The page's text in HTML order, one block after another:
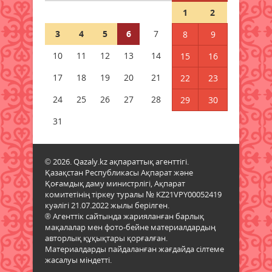
Алтынның құны қайта өсті:
бағалы металл бағасының
шарықтауына не әсер етуде
05 тамыз 2026 ж.
Тапшы өңірлерге үздік
педагогтарды тарту ережелері
05 тамыз 2026 ж. 103
Мемлекеттік қызметтер үшін
ұялы телефонды цифрлық
Үкіметке қосу ережесі
жаңартылды
05 тамыз 2026 ж. 98
Оқу-ағарту министрлігі жаңа оқу
жылының күнтізбесін бекітті
1
2
3
4 5 6 7 8
9
10
11 12 13 14 15
16
17
18 19 20 21 22
23
24
25 26 27 28 29
30
31
© 2026. Qazaly.kz ақпараттық агенттігі.
Қазақстан Республикасы Ақпарат және
Қоғамдық даму министрлігі, Ақпарат
комитетінің тіркеу туралы № KZ21VPY00052419
куәлігі 21.07.2022 жылы берілген.
® Агенттік сайтында жарияланған барлық
мақалалар мен фото-бейне материалдардың
авторлық құқықтары қорғалған.
Материалдарды пайдаланған жағдайда сілтеме
жасалуы міндетті.